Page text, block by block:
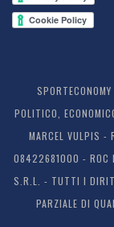
POLITICO,
MARCEL VULPIS
08422681000 - ROC
S.R.L. - TUTTI I
PARZIALE DI